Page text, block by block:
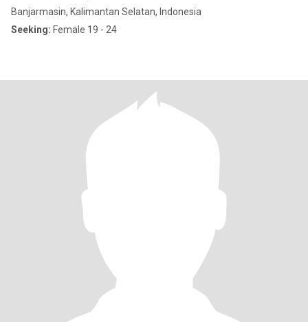
Banjarmasin, Kalimantan Selatan, Indonesia
Seeking: Female 19 - 24